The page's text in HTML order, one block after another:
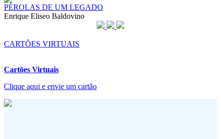
PÉROLAS DE UM LEGADO
Enrique Eliseo Baldovino
CARTÕES VIRTUAIS
Cartões Virtuais
Clique aqui e envie um cartão